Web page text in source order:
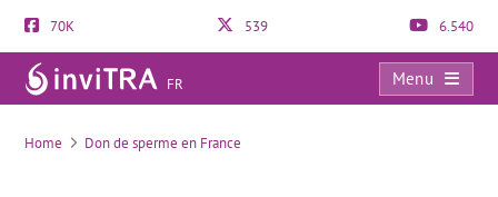
70K 539 6.540
FR
Menu
Analyse de la qualité spermatique
Home Don de sperme en France